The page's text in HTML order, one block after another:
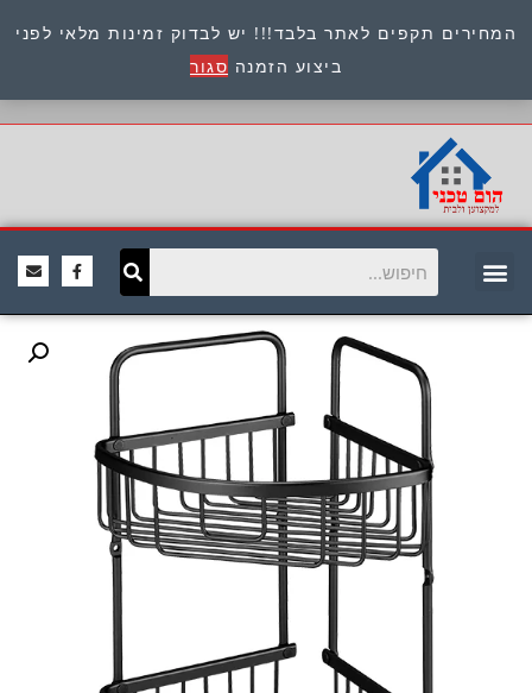
המחירים תקפים לאתר בלבד!!! יש לבדוק זמינות מלאי לפני
ביצוע הזמנה סגור
כתובת : היוזמים 9 אור יהודה שירות לקוחות 054-
8945722